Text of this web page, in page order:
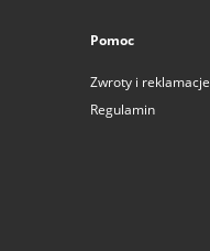
Pomoc
Zwroty i reklamacje
Regulamin